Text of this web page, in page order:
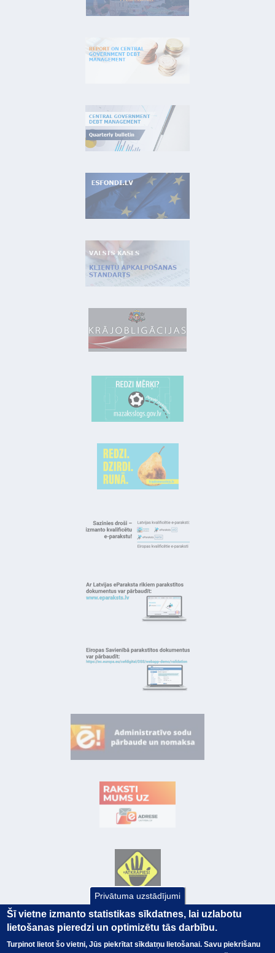
Privātuma uzstādījumi
Šī vietne izmanto statistikas sīkdatnes, lai uzlabotu
lietošanas pieredzi un optimizētu tās darbību.
Turpinot lietot šo vietni, Jūs piekrītat sīkdatņu lietošanai. Savu piekrišanu